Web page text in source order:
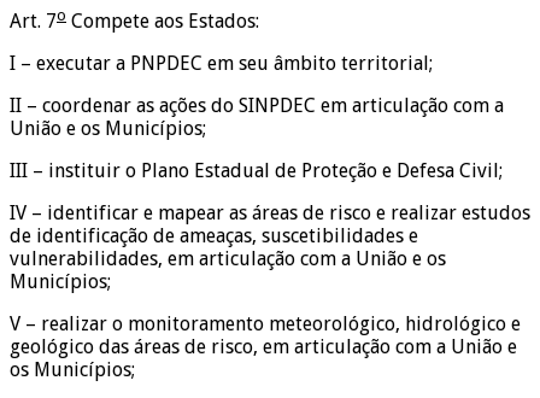
Art. 7o Compete aos Estados:
I – executar a PNPDEC em seu âmbito territorial;
II – coordenar as ações do SINPDEC em articulação com a
União e os Municípios;
III – instituir o Plano Estadual de Proteção e Defesa Civil;
IV – identificar e mapear as áreas de risco e realizar estudos
de identificação de ameaças, suscetibilidades e
vulnerabilidades, em articulação com a União e os
Municípios;
V – realizar o monitoramento meteorológico, hidrológico e
geológico das áreas de risco, em articulação com a União e
os Municípios;